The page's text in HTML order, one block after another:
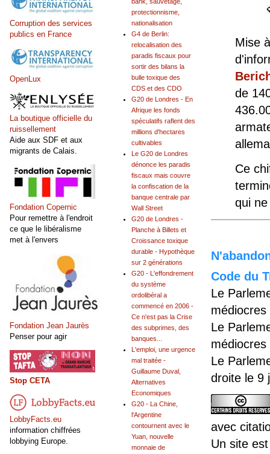
Mise
de
Ce
qui
Code du
Le
Le
Le
droite le 9
avec
Un site
protectionnisme,
nationalisation
G4 de Berlin:
relocalisation des
paradis fiscaux pour
sortir des bilans la
bulle toxique des
CDS et des CDO
G20 de Londres - En
Afrique les fonds
spéculatifs raflent des
millions d'hectares
cultivables
Le G20 de Londres
dénonce les paradis
fiscaux mais couvre
la confiscation de la
banque centrale par
Wall Street
G20 de Londres -
Planche à Billets et
Croissance toxique
durable - Hypothèque
sur 2 générations
G20 - L'effondrement
du système
ordolibéral a
commencé en 2006 -
Ce n'est pas la Crise
des subprimes, des
banques...
L'emploi, une urgence
mal traitée -
Guillaume Duval,
Alternatives
Economiques
G20 - La Chine,
l'Argentine
contournent avec le
Yuan, nouvelle
monnaie de
Corruption des services
publics en France
OpenLux
La boutique officielle du
ruissellement
Aide aux SDF et aux
migrants de Calais.
Fondation Copernic
Pour remettre à l'endroit
ce que le libéralisme
met à l'envers
Fondation Jean Jaurès
Penser pour agir
Stop CETA
LobbyFacts.eu
information chiffrées
lobbying Europe.